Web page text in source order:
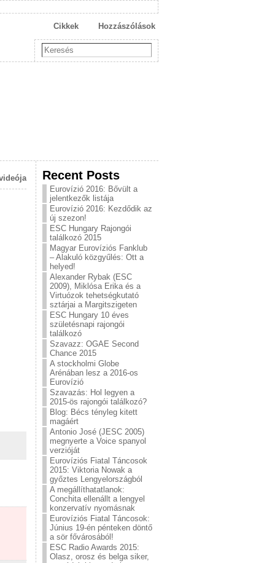
Hozzászólások
Cikkek
Recent Posts
Eurovízió 2016: Bővült a
jelentkezők listája
Eurovízió 2016: Kezdődik az
új szezon!
ESC Hungary Rajongói
találkozó 2015
Magyar Eurovíziós Fanklub
– Alakuló közgyűlés: Ott a
helyed!
Alexander Rybak (ESC
2009), Miklósa Erika és a
Virtuózok tehetségkutató
sztárjai a Margitszigeten
ESC Hungary 10 éves
születésnapi rajongói
találkozó
Szavazz: OGAE Second
Chance 2015
A stockholmi Globe
Arénában lesz a 2016-os
Eurovízió
Szavazás: Hol legyen a
2015-ös rajongói találkozó?
Blog: Bécs tényleg kitett
magáért
Antonio José (JESC 2005)
megnyerte a Voice spanyol
verzióját
Eurovíziós Fiatal Táncosok
2015: Viktoria Nowak a
győztes Lengyelországból
A megállíthatatlanok:
Conchita ellenállt a lengyel
konzervatív nyomásnak
Eurovíziós Fiatal Táncosok:
Június 19-én pénteken döntő
a sör fővárosából!
ESC Radio Awards 2015:
Olasz, orosz és belga siker,